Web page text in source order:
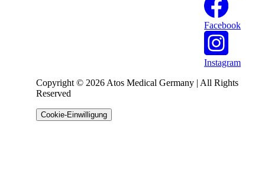
Facebook
Instagram
Copyright © 2026 Atos Medical Germany | All Rights
Reserved
Cookie-Einwilligung